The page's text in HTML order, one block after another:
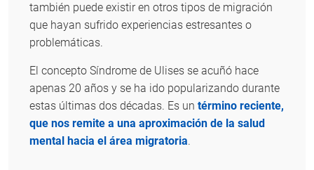
también puede existir en otros tipos de migración
que hayan sufrido experiencias estresantes o
problemáticas.
El concepto Síndrome de Ulises se acuñó hace
apenas 20 años y se ha ido popularizando durante
estas últimas dos décadas. Es un término reciente,
que nos remite a una aproximación de la salud
mental hacia el área migratoria.